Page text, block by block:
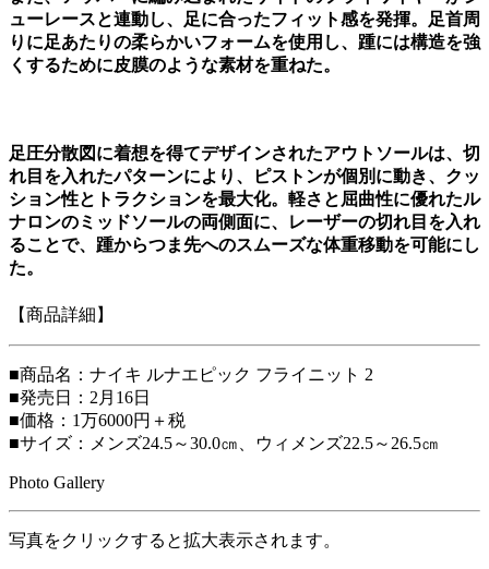
ューレースと連動し、足に合ったフィット感を発揮。足首周
りに足あたりの柔らかいフォームを使用し、踵には構造を強
くするために皮膜のような素材を重ねた。
足圧分散図に着想を得てデザインされたアウトソールは、切
れ目を入れたパターンにより、ピストンが個別に動き、クッ
ション性とトラクションを最大化。軽さと屈曲性に優れたル
ナロンのミッドソールの両側面に、レーザーの切れ目を入れ
ることで、踵からつま先へのスムーズな体重移動を可能にし
た。
【商品詳細】
■商品名：ナイキ ルナエピック フライニット 2
■発売日：2月16日
■価格：1万6000円＋税
■サイズ：メンズ24.5～30.0㎝、ウィメンズ22.5～26.5㎝
Photo Gallery
写真をクリックすると拡大表示されます。